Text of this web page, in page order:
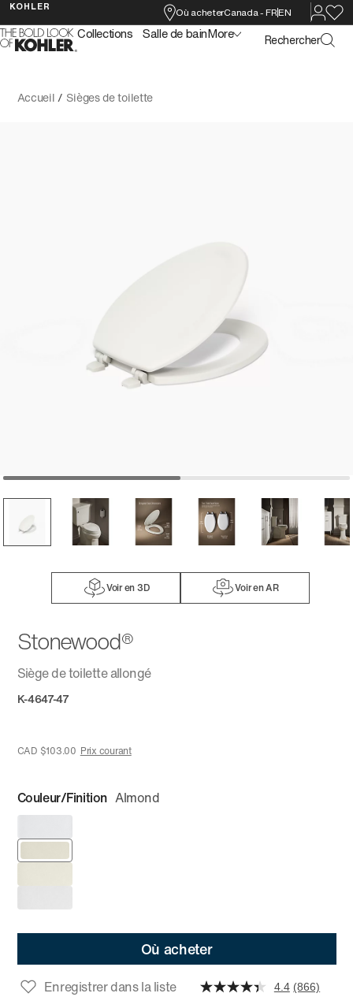
KOHLER
Où acheterCanada -FREN
Collections Salle de bain More
Rechercher
Accueil/ Sièges de toilette
Voir en 3D Voir en AR
Stonewood®
Siège de toilette allongé
K-4647-47
CAD $103.00 Prix courant
Couleur/Finition Almond
Où acheter
Enregistrer dans la liste 4.4 (866)